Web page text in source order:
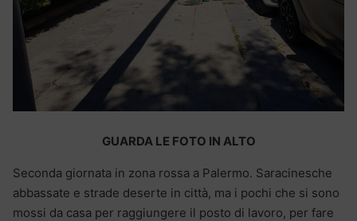
GUARDA LE FOTO IN ALTO
Seconda giornata in zona rossa a Palermo. Saracinesche
abbassate e strade deserte in città, ma i pochi che si sono
mossi da casa per raggiungere il posto di lavoro, per fare